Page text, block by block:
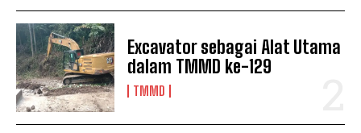
Excavator sebagai Alat Utama
dalam TMMD ke-129
TMMD